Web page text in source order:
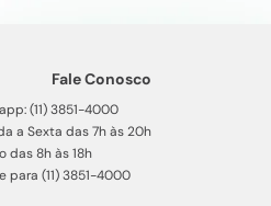
Fale Conosco
(11) 3851-4000
a Sexta das 7h às 20h
das 8h às 18h
para (11) 3851-4000